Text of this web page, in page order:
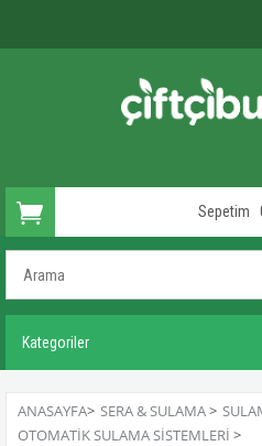
Sepetim
Kategoriler
ANASAYFA> SERA & SULAMA>
OTOMATIK SULAMA SISTEMLERI >